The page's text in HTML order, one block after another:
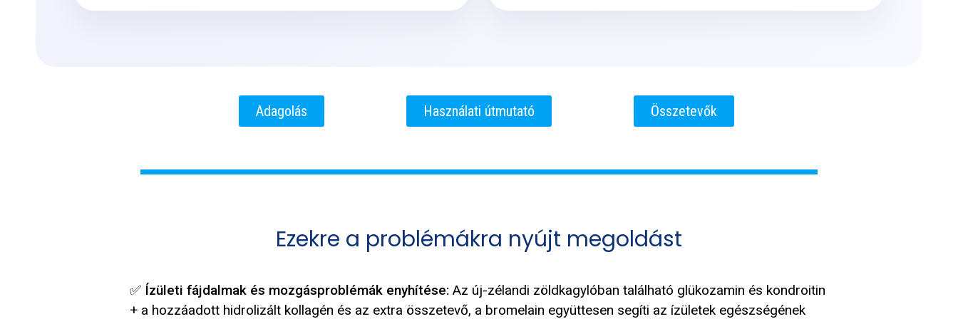
Adagolás Használati útmutató Összetevők
Ezekre a problémákra nyújt megoldást
✅ Ízületi fájdalmak és mozgásproblémák enyhítése: Az új-zélandi zöldkagylóban található glükozamin és kondroitin
+ a hozzáadott hidrolizált kollagén és az extra összetevő, a bromelain együttesen segíti az ízületek egészségének